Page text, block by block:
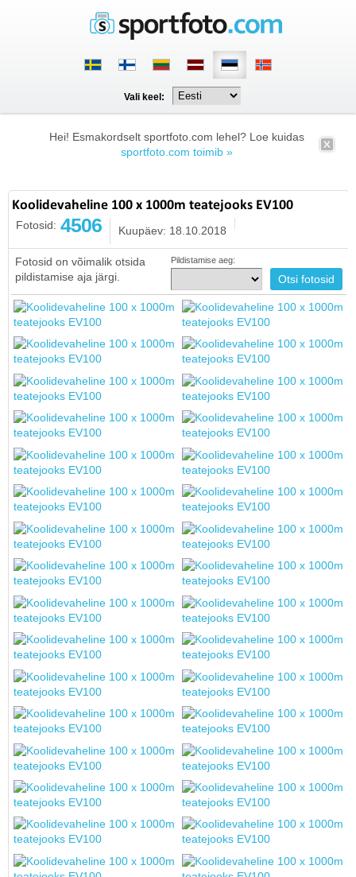
Vali keel:
Hei! Esmakordselt sportfoto.com lehel? Loe kuidas
sportfoto.com toimib »
Koolidevaheline 100 x 1000m teatejooks EV100
Fotosid: 4506 Kuupäev: 18.10.2018
Fotosid on võimalik otsida
pildistamise aja järgi.
Pildistamise aeg: